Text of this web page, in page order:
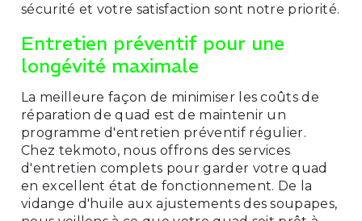
sécurité et votre satisfaction sont notre priorité.
Entretien préventif pour une
longévité maximale
La meilleure façon de minimiser les coûts de
réparation de quad est de maintenir un
programme d'entretien préventif régulier.
Chez tekmoto, nous offrons des services
d'entretien complets pour garder votre quad
en excellent état de fonctionnement. De la
vidange d'huile aux ajustements des soupapes,